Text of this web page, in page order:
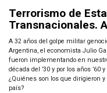
Terrorismo de
Transnacionales.
A 32 años del golpe militar
Argentina, el economista Julio
fueron implementando en
década del ’30 y por los años ’60
¿Quiénes son los que dirigieron
país?